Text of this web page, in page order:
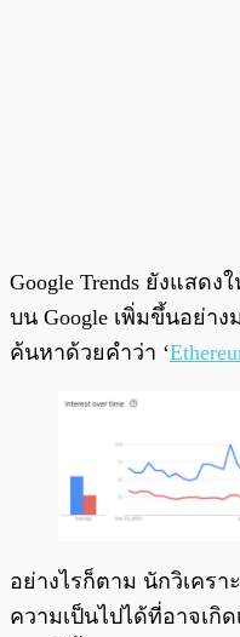
Google Trends ยังแสดง
บน Google เพิ่มขึ้นอย่า
ค้นหาด้วยคำว่า ‘
อย่างไรก็ตาม นักวิเครา
ความเป็นไปได้ที่อาจเกิ